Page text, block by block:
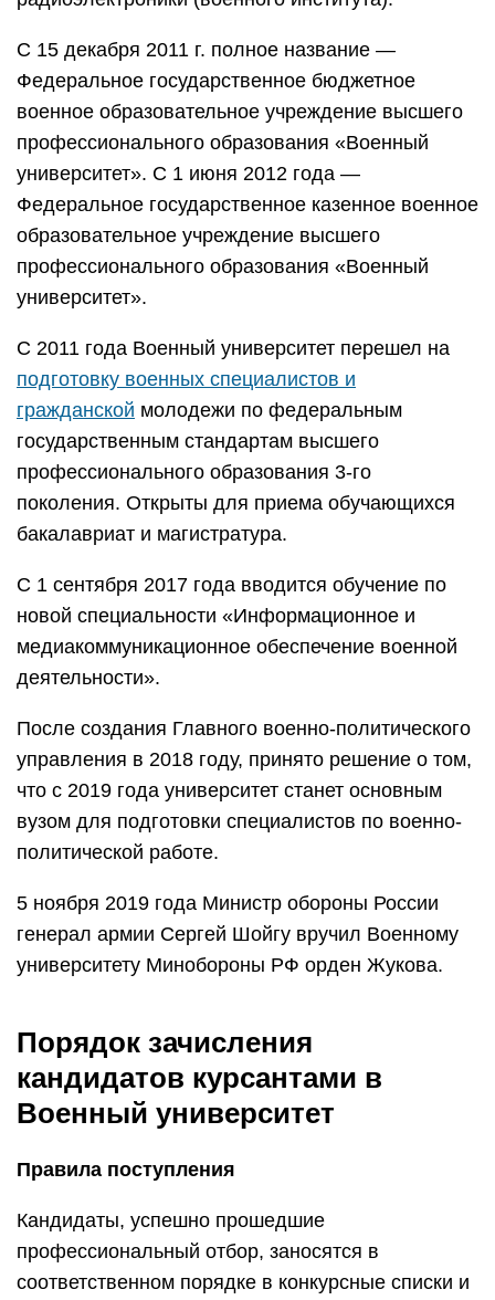
С 15 декабря 2011 г. полное название —
Федеральное государственное бюджетное
военное образовательное учреждение высшего
профессионального образования «Военный
университет». С 1 июня 2012 года —
Федеральное государственное казенное военное
образовательное учреждение высшего
профессионального образования «Военный
университет».
С 2011 года Военный университет перешел на
подготовку военных специалистов и
гражданской молодежи по федеральным
государственным стандартам высшего
профессионального образования 3-го
поколения. Открыты для приема обучающихся
бакалавриат и магистратура.
С 1 сентября 2017 года вводится обучение по
новой специальности «Информационное и
медиакоммуникационное обеспечение военной
деятельности».
После создания Главного военно-политического
управления в 2018 году, принято решение о том,
что с 2019 года университет станет основным
вузом для подготовки специалистов по военно-
политической работе.
5 ноября 2019 года Министр обороны России
генерал армии Сергей Шойгу вручил Военному
университету Минобороны РФ орден Жукова.
Порядок зачисления
кандидатов курсантами в
Военный университет
Правила поступления
Кандидаты, успешно прошедшие
профессиональный отбор, заносятся в
соответственном порядке в конкурсные списки и